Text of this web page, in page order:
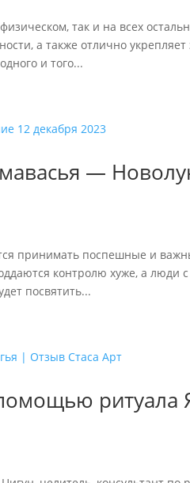
так и на всех
а также отлично
и того...
—
принимать поспешные и
контролю хуже, а люди
посвятить...
ритуала